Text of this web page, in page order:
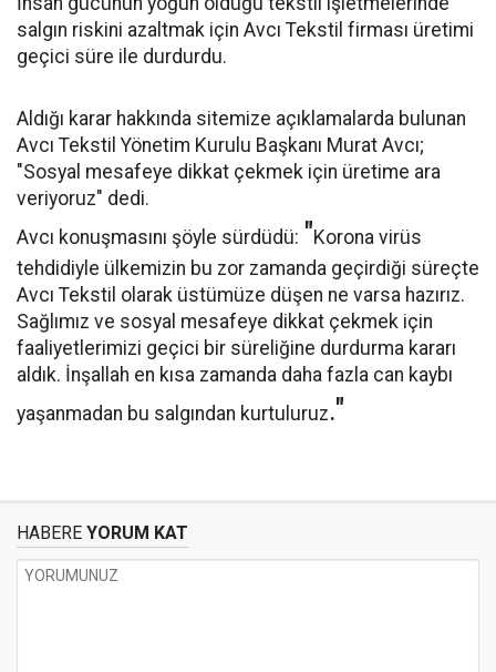
salgın riskini azaltmak için Avcı Tekstil firması üretimi
geçici süre ile durdurdu.
Aldığı karar hakkında sitemize açıklamalarda bulunan
Avcı Tekstil Yönetim Kurulu Başkanı Murat Avcı;
"Sosyal mesafeye dikkat çekmek için üretime ara
veriyoruz" dedi.
Avcı konuşmasını şöyle sürdüdü: "Korona virüs
tehdidiyle ülkemizin bu zor zamanda geçirdiği süreçte
Avcı Tekstil olarak üstümüze düşen ne varsa hazırız.
Sağlımız ve sosyal mesafeye dikkat çekmek için
faaliyetlerimizi geçici bir süreliğine durdurma kararı
aldık. İnşallah en kısa zamanda daha fazla can kaybı
yaşanmadan bu salgından kurtuluruz."
HABERE YORUM KAT